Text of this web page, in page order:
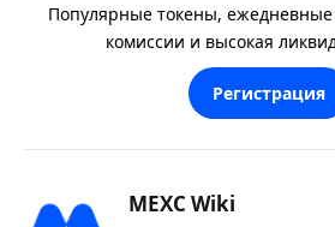
Популярные токены,
комиссии и высокая
Регистрация
MEXC Wiki